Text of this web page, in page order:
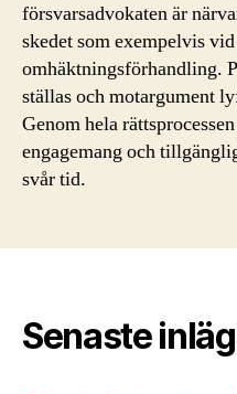
försvarsadvokaten är
skedet som exempelvis
omhäktningsförhandling.
ställas och motargument
Genom hela
engagemang och
svår tid.
Senaste